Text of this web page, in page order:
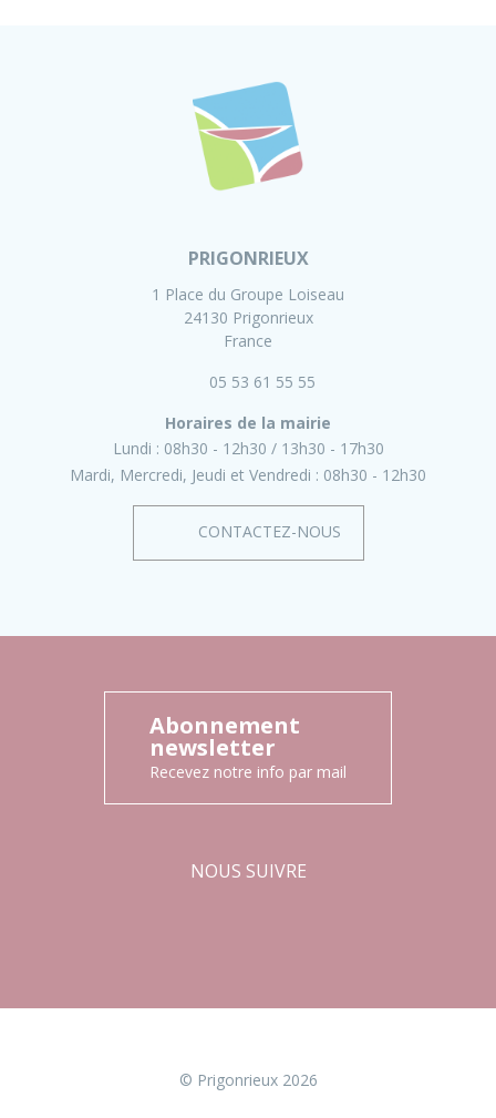
PRIGONRIEUX
1 Place du Groupe Loiseau
24130 Prigonrieux
France
05 53 61 55 55
Horaires de la mairie
Lundi : 08h30 - 12h30
13h30 - 17h30
Mardi, Mercredi, Jeudi et Vendredi : 08h30 - 12h30
CONTACTEZ-NOUS
Abonnement
newsletter
Recevez notre info par mail
NOUS SUIVRE
© Prigonrieux 2026